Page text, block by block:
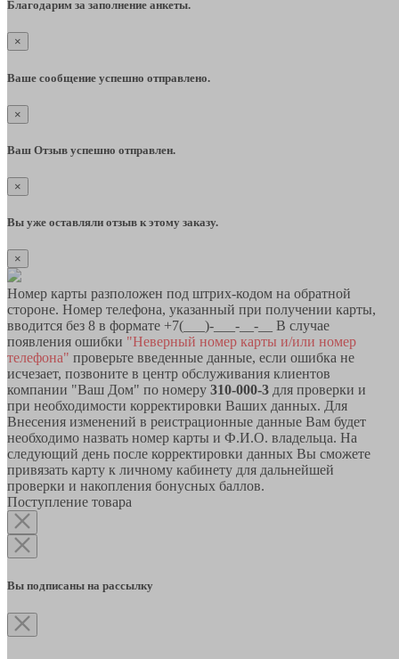
Благодарим за заполнение анкеты.
×
Ваше сообщение успешно отправлено.
×
Ваш Отзыв успешно отправлен.
×
Вы уже оставляли отзыв к этому заказу.
×
Номер карты разположен под штрих-кодом на обратной
стороне. Номер телефона, указанный при получении карты,
вводится без 8 в формате +7(___)-___-__-__ В случае
появления ошибки "Неверный номер карты и/или номер
телефона" проверьте введенные данные, если ошибка не
исчезает, позвоните в центр обслуживания клиентов
компании "Ваш Дом" по номеру 310-000-3 для проверки и
при необходимости корректировки Ваших данных. Для
Внесения изменений в реистрационные данные Вам будет
необходимо назвать номер карты и Ф.И.О. владельца. На
следующий день после корректировки данных Вы сможете
привязать карту к личному кабинету для дальнейшей
проверки и накопления бонусных баллов.
Поступление товара
Вы подписаны на рассылку